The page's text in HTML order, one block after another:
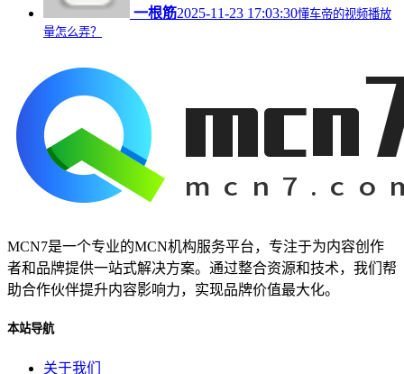
一根筋2025-11-23 17:03:30懂车帝的视频播放
量怎么弄？
MCN7是一个专业的MCN机构服务平台，专注于为内容创作
者和品牌提供一站式解决方案。通过整合资源和技术，我们帮
助合作伙伴提升内容影响力，实现品牌价值最大化。
本站导航
关于我们